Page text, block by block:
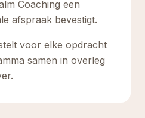
Coaching een
afspraak bevestigt.
voor elke opdracht
samen in overleg